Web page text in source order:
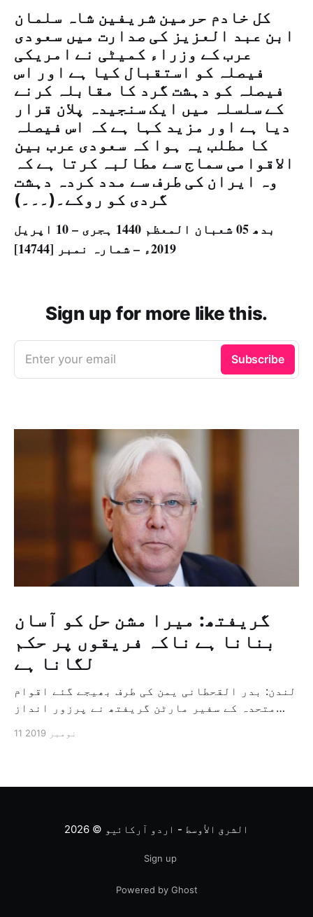
کل خادم حرمین شریفین شاہ سلمان
ابن عبد العزیز کی صدارت میں سعودی
عرب کے وزراء کمیٹی نے امریکی
فیصلہ کو استقبال کیا ہے اور اس
فیصلہ کو دہشت گرد کا مقابلہ کرنے
کے سلسلہ میں ایک سنجیدہ پلان قرار
دیا ہے اور مزید کہا ہے کہ اس فیصلہ
کا مطلب یہ ہوا کہ سعودی عرب بین
الاقوامی سماج سے مطالبہ کرتا ہے کہ
وہ ایران کی طرف سے مدد کردہ دہشت
گردی کو روکے۔(۔۔۔)
بدھ 05 شعبان المعظم 1440 ہجری – 10 اپریل
2019ء – شمارہ نمبر [14744]
Sign up for more like this.
Enter your email Subscribe
گریفتھ: میرا مشن حل کو آسان
بنانا ہے ناکہ فریقوں پر حکم
لگانا ہے
لندن: بدر القحطانی یمن کی طرف بھیجے گئے اقوام
متحدہ کے سفیر مارٹن گریفتھ نے پرزور انداز
ثالثی اور اس کشمکش کی حدبندی کرنے کے لئے ایک
11 نومبر 2019
الشرق الأوسط - اردو آرکائیو © 2026
Sign up
Powered by Ghost